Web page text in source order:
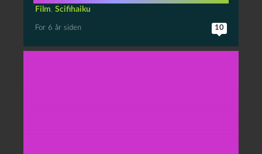
Film Scifihaiku
For 6 år siden 10